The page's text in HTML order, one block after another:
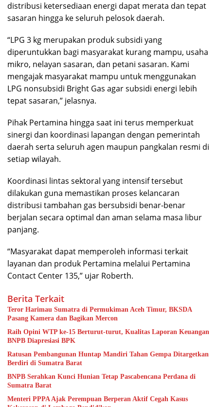
distribusi ketersediaan energi dapat merata dan tepat
sasaran hingga ke seluruh pelosok daerah.
“LPG 3 kg merupakan produk subsidi yang
diperuntukkan bagi masyarakat kurang mampu, usaha
mikro, nelayan sasaran, dan petani sasaran. Kami
mengajak masyarakat mampu untuk menggunakan
LPG nonsubsidi Bright Gas agar subsidi energi lebih
tepat sasaran,” jelasnya.
Pihak Pertamina hingga saat ini terus memperkuat
sinergi dan koordinasi lapangan dengan pemerintah
daerah serta seluruh agen maupun pangkalan resmi di
setiap wilayah.
Koordinasi lintas sektoral yang intensif tersebut
dilakukan guna memastikan proses kelancaran
distribusi tambahan gas bersubsidi benar-benar
berjalan secara optimal dan aman selama masa libur
panjang.
“Masyarakat dapat memperoleh informasi terkait
layanan dan produk Pertamina melalui Pertamina
Contact Center 135,” ujar Roberth.
Berita Terkait
Teror Harimau Sumatra di Permukiman Aceh Timur, BKSDA
Pasang Kamera dan Bagikan Mercon
Raih Opini WTP ke-15 Berturut-turut, Kualitas Laporan Keuangan
BNPB Diapresiasi BPK
Ratusan Pembangunan Huntap Mandiri Tahan Gempa Ditargetkan
Berdiri di Sumatra Barat
BNPB Serahkan Kunci Hunian Tetap Pascabencana Perdana di
Sumatra Barat
Menteri PPPA Ajak Perempuan Berperan Aktif Cegah Kasus